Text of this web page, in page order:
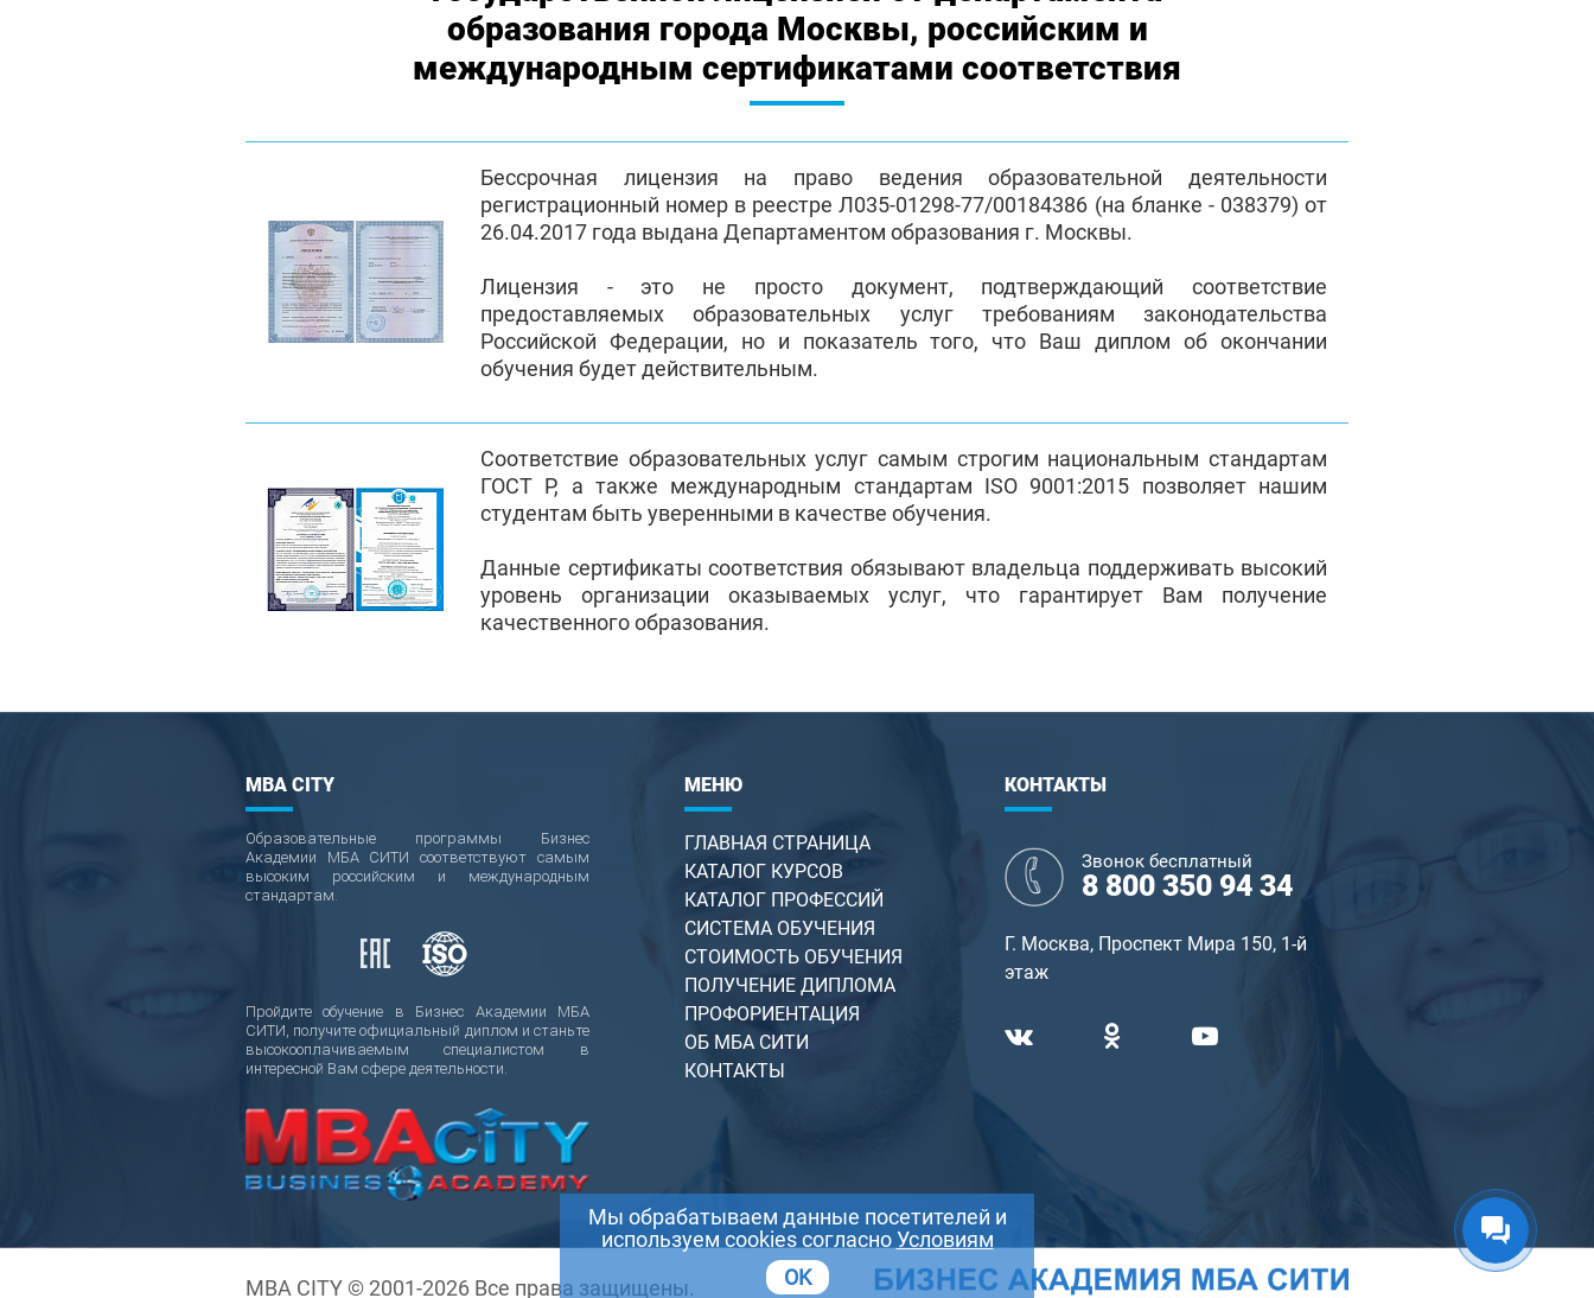
образования города Москвы, российским и
международным сертификатами соответствия
Бессрочная лицензия на право ведения образовательной деятельности
регистрационный номер в реестре Л035-01298-77/00184386 (на бланке - 038379) от
26.04.2017 года выдана Департаментом образования г. Москвы.
Лицензия - это не просто документ, подтверждающий соответствие
предоставляемых образовательных услуг требованиям законодательства
Российской Федерации, но и показатель того, что Ваш диплом об окончании
обучения будет действительным.
Соответствие образовательных услуг самым строгим национальным стандартам
ГОСТ Р, а также международным стандартам ISO 9001:2015 позволяет нашим
студентам быть уверенными в качестве обучения.
Данные сертификаты соответствия обязывают владельца поддерживать высокий
уровень организации оказываемых услуг, что гарантирует Вам получение
качественного образования.
MBA CITY
Образовательные программы Бизнес
Академии МБА СИТИ соответствуют самым
высоким российским и международным
стандартам.
Пройдите обучение в Бизнес Академии МБА
СИТИ, получите официальный диплом и станьте
высокооплачиваемым специалистом в
интересной Вам сфере деятельности.
МЕНЮ
ГЛАВНАЯ СТРАНИЦА
КАТАЛОГ КУРСОВ
КАТАЛОГ ПРОФЕССИЙ
СИСТЕМА ОБУЧЕНИЯ
СТОИМОСТЬ ОБУЧЕНИЯ
ПОЛУЧЕНИЕ ДИПЛОМА
ПРОФОРИЕНТАЦИЯ
ОБ МБА СИТИ
КОНТАКТЫ
КОНТАКТЫ
Звонок бесплатный
8 800 350 94 34
Г. Москва, Проспект Мира 150, 1-й
этаж
MBA CITY © 2001-2026 Все права защищены.
Мы обрабатываем данные посетителей и
используем cookies согласноУсловиям
OK